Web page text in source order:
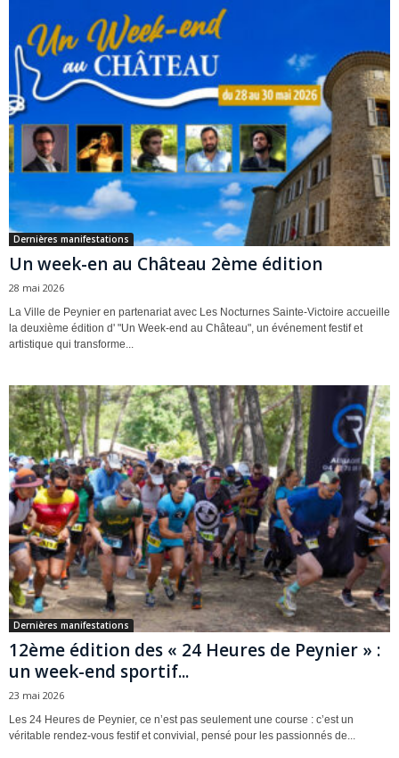
Dernières manifestations
Un week-en au Château 2ème édition
28 mai 2026
La Ville de Peynier en partenariat avec Les Nocturnes Sainte-Victoire accueille
la deuxième édition d' "Un Week-end au Château", un événement festif et
artistique qui transforme...
Dernières manifestations
12ème édition des « 24 Heures de Peynier » :
un week-end sportif...
23 mai 2026
Les 24 Heures de Peynier, ce n’est pas seulement une course : c’est un
véritable rendez-vous festif et convivial, pensé pour les passionnés de...